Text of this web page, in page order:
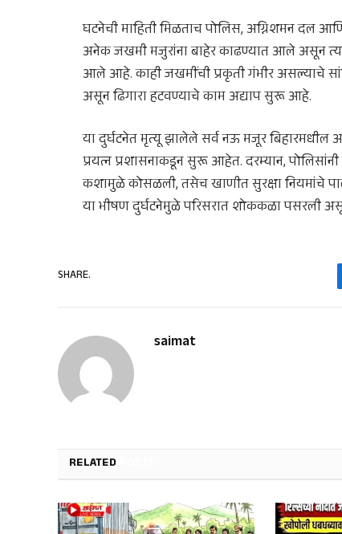
घटनेची माहिती मिळताच पोलिस, अग्निशमन दल
अनेक जखमी मजुरांना बाहेर काढण्यात आले असून
आले आहे. काही जखमींची प्रकृती गंभीर असल्याचे
असून ढिगारा हटवण्याचे काम अद्याप सुरू आहे.
या दुर्घटनेत मृत्यू झालेले सर्व नऊ मजूर
प्रयत्न प्रशासनाकडून सुरू आहेत. दरम्यान,
कशामुळे कोसळली, तसेच खाणीत सुरक्षा नियमांचे
या भीषण दुर्घटनेमुळे परिसरात शोककळा पसरली
SHARE.
saimat
RELATED